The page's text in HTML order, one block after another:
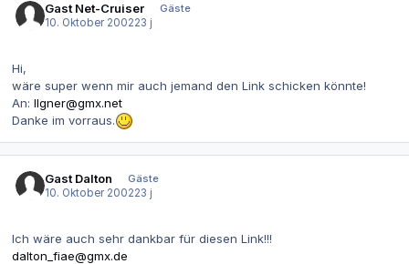
Gast Net-Cruiser
Gäste
10. Oktober 200223 j
Hi,
wäre super wenn mir auch jemand den Link schicken könnte!
An: Ilgner@gmx.net
Danke im vorraus.
Gast Dalton
Gäste
10. Oktober 200223 j
Ich wäre auch sehr dankbar für diesen Link!!!
dalton_fiae@gmx.de